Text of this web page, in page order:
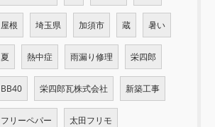
屋根 埼玉県 加須市 蔵 暑い
夏 熱中症 雨漏り修理 栄四郎
BB40 栄四郎瓦株式会社 新築工事
フリーペパー 太田フリモ